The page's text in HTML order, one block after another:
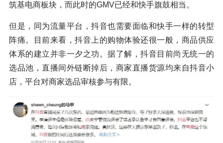
筑基电商板块，而此时的GMV已经和快手旗鼓相当。
但是，同为流量平台，抖音也需要面临和快手一样的转型
阵痛。目前来看，抖音上的购物体验还很一般，商品供应
体系的建立并非一夕之功。据了解，抖音目前尚无统一的
选品池，直播间外链断掉后，商家直播货源均来自抖音小
店，平台对商家选品审核参与有限。